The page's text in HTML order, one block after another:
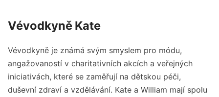
Vévodkyně Kate
Vévodkyně je známá svým smyslem pro módu,
angažovaností v charitativních akcích a veřejných
iniciativách, které se zaměřují na dětskou péči,
duševní zdraví a vzdělávání. Kate a William mají spolu